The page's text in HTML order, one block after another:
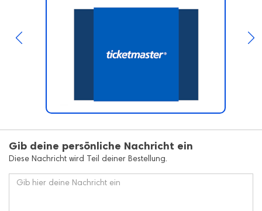
Gib deine persönliche Nachricht ein
Diese Nachricht wird Teil deiner Bestellung.